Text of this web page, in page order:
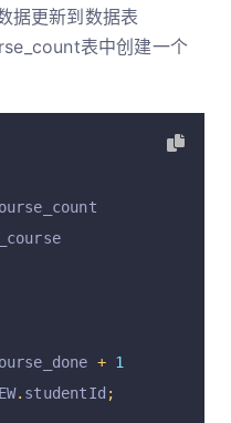
据更新到数据表
表中创建一个
+ 1
. studentId ;